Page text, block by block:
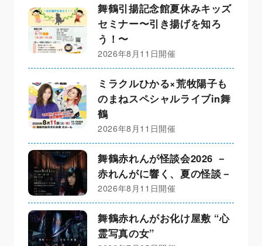
舞鶴引揚記念館夏休みキッズ
セミナー〜引き揚げを知ろ
う！〜
2026年8月11日開催
ミラクルひかる×荒牧陽子も
のまねスペシャルライブin舞
鶴
2026年8月11日開催
舞鶴赤れんが怪談会2026 －
赤れんがに響く、夏の怪談－
2026年8月11日開催
舞鶴赤れんがお化け屋敷 “心
霊写真の女”